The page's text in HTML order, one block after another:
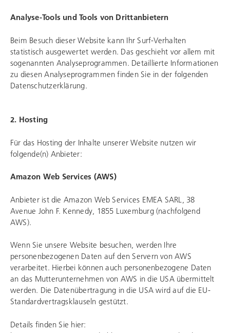
Analyse-Tools und Tools von Drittanbietern
Beim Besuch dieser Website kann Ihr Surf-Verhalten
statistisch ausgewertet werden. Das geschieht vor allem mit
sogenannten Analyseprogrammen. Detaillierte Informationen
zu diesen Analyseprogrammen finden Sie in der folgenden
Datenschutzerklärung.
2. Hosting
Für das Hosting der Inhalte unserer Website nutzen wir
folgende(n) Anbieter:
Amazon Web Services (AWS)
Anbieter ist die Amazon Web Services EMEA SARL, 38
Avenue John F. Kennedy, 1855 Luxemburg (nachfolgend
AWS).
Wenn Sie unsere Website besuchen, werden Ihre
personenbezogenen Daten auf den Servern von AWS
verarbeitet. Hierbei können auch personenbezogene Daten
an das Mutterunternehmen von AWS in die USA übermittelt
werden. Die Datenübertragung in die USA wird auf die EU-
Standardvertragsklauseln gestützt.
Details finden Sie hier: